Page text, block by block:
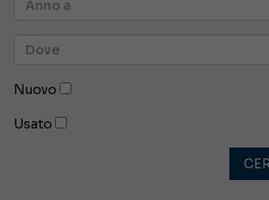
Nuovo
Usato